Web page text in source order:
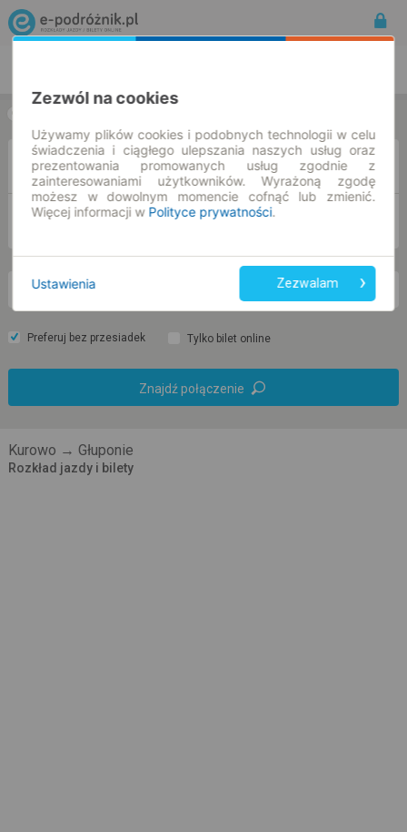
Z
DO
pn. 10 sie.
Preferuj bez przesiadek Tylko bilet online
Znajdź połączenie
Kurowo → Głuponie
Rozkład jazdy i bilety
Zezwól na cookies
Używamy plików cookies i podobnych technologii w celu
świadczenia i ciągłego ulepszania naszych usług oraz
prezentowania promowanych usług zgodnie z
zainteresowaniami użytkowników. Wyrażoną zgodę
możesz w dowolnym momencie cofnąć lub zmienić.
Więcej informacji w Polityce prywatności.
Ustawienia Zezwalam